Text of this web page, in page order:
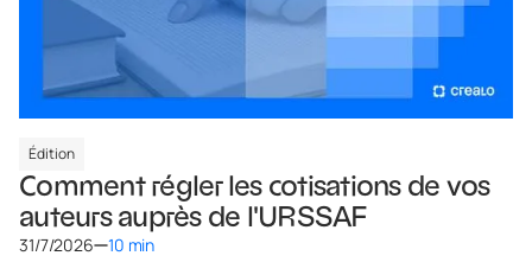
Édition
Comment régler les cotisations de vos
auteurs auprès de l'URSSAF
31/7/2026 10 min